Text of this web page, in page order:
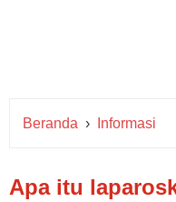
Beranda › Informasi
Apa itu